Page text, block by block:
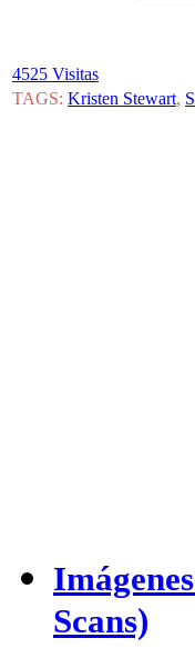
4525 Visitas
TAGS: Kristen Stewart,
Scans)